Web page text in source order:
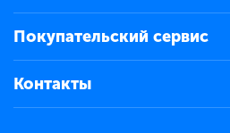
Покупательский сервис
Контакты